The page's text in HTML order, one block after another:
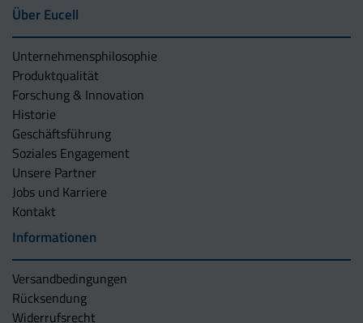
Über Eucell
Unternehmens­philosophie
Produktqualität
Forschung & Innovation
Historie
Geschäftsführung
Soziales Engagement
Unsere Partner
Jobs und Karriere
Kontakt
Informationen
Versandbedingungen
Rücksendung
Widerrufsrecht